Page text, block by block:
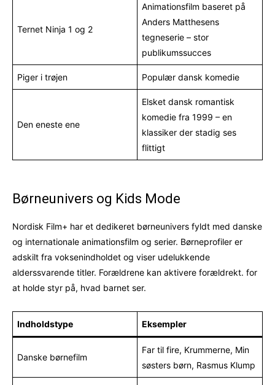
Ternet Ninja 1 og 2
Animationsfilm baseret på
Anders Matthesens
tegneserie – stor
publikumssucces
Piger i trøjen Populær dansk komedie
Den eneste ene
Elsket dansk romantisk
komedie fra 1999 – en
klassiker der stadig ses
flittigt
Børneunivers og Kids Mode
Nordisk Film+ har et dedikeret børneunivers fyldt med danske
og internationale animationsfilm og serier. Børneprofiler er
adskilt fra voksenindholdet og viser udelukkende
alderssvarende titler. Forældrene kan aktivere forældrekt. for
at holde styr på, hvad barnet ser.
Indholdstype Eksempler
Danske børnefilm
Far til fire, Krummerne, Min
søsters børn, Rasmus Klump